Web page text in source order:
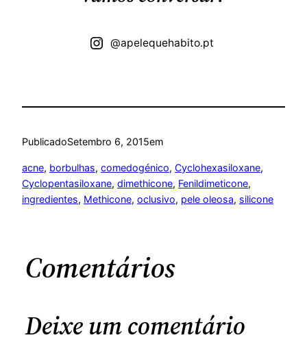
@apelequehabito.pt
PublicadoSetembro 6, 2015em
acne, borbulhas, comedogénico, Cyclohexasiloxane
Cyclopentasiloxane, dimethicone, Fenildimeticone
ingredientes, Methicone, oclusivo, pele oleosa, silicone
Comentários
Deixe um comentário